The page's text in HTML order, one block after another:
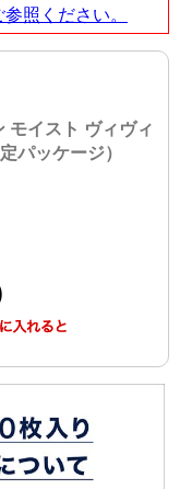
参照ください。
モイスト ヴィヴィ
パッケージ）